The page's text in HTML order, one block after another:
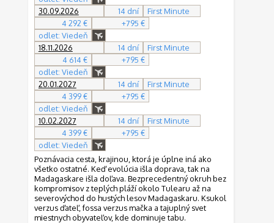
30.09.2026
14 dní
First Minute
4 292 €
+795 €
odlet: Viedeň
18.11.2026
14 dní
First Minute
4 614 €
+795 €
odlet: Viedeň
20.01.2027
14 dní
First Minute
4 399 €
+795 €
odlet: Viedeň
10.02.2027
14 dní
First Minute
4 399 €
+795 €
odlet: Viedeň
Poznávacia cesta, krajinou, ktorá je úplne iná ako
všetko ostatné. Keď evolúcia išla doprava, tak na
Madagaskare išla doľava. Bezprecedentný okruh bez
kompromisov z teplých pláží okolo Tulearu až na
severovýchod do hustých lesov Madagaskaru. Ksukol
verzus ďateľ, fossa verzus mačka a tajuplný svet
miestnych obyvateľov, kde dominuje tabu.